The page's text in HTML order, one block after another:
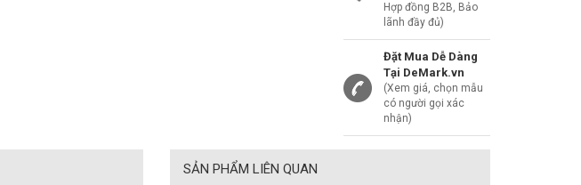
Hợp đồng B2B, Bảo
lãnh đầy đủ)
Đặt Mua Dễ Dàng
Tại DeMark.vn
(Xem giá, chọn mẫu
có người gọi xác
nhận)
SẢN PHẨM LIÊN QUAN